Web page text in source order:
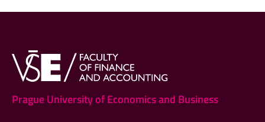
Prague University of Economics and Business